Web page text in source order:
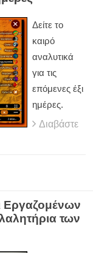
Δείτε το
καιρό
αναλυτικά
για τις
επόμενες έξι
ημέρες.
Διαβάστε
Εργαζομένων
των